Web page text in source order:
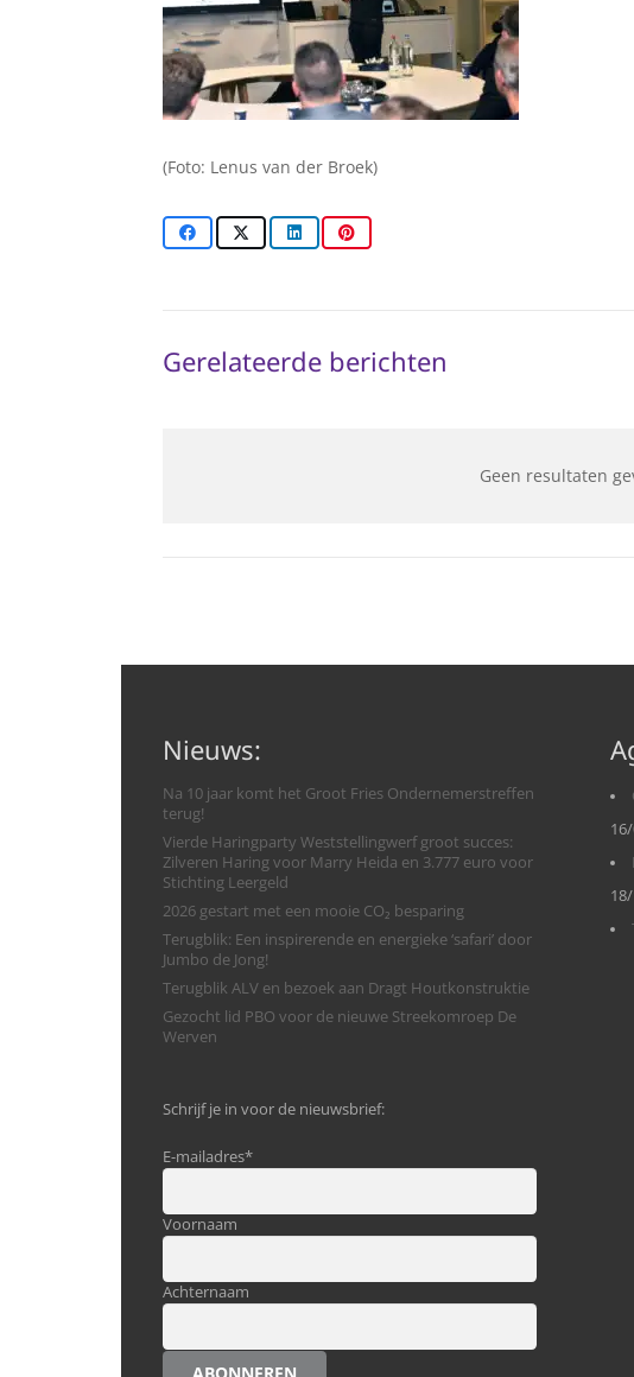
(Foto: Lenus van der Broek)
Gerelateerde berichten
Geen resultaten
Nieuws:
Na 10 jaar komt het Groot Fries Ondernemerstreffen
terug!
Vierde Haringparty Weststellingwerf groot succes:
Zilveren Haring voor Marry Heida en 3.777 euro voor
Stichting Leergeld
2026 gestart met een mooie CO₂ besparing
Terugblik: Een inspirerende en energieke ‘safari’ door
Jumbo de Jong!
Terugblik ALV en bezoek aan Dragt Houtkonstruktie
Gezocht lid PBO voor de nieuwe Streekomroep De
Werven
Schrijf je in voor de nieuwsbrief:
E-mailadres*
Voornaam
Achternaam